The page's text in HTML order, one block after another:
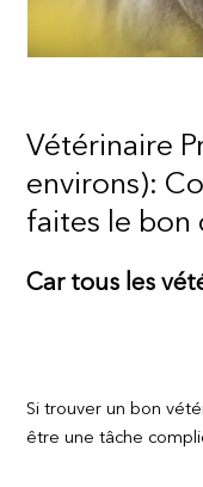
Vétérinaire
environs):
faites le bon
Car tous les
Si trouver un bon
être une tâche